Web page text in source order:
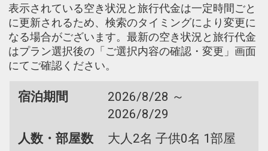
表示されている空き状況と旅行代金は一定時間ごと
に更新されるため、検索のタイミングにより変更に
なる場合がございます。最新の空き状況と旅行代金
はプラン選択後の「ご選択内容の確認・変更」画面
にてご確認ください。
宿泊期間
2026/8/28 ～
2026/8/29
人数・部屋数
大人2名 子供0名 1部屋